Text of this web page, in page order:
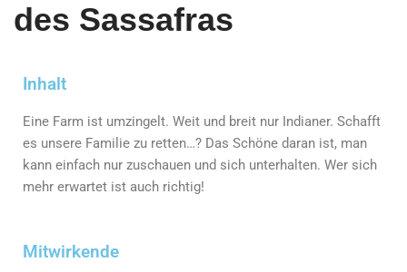
des Sassafras
Inhalt
Eine Farm ist umzingelt. Weit und breit nur Indianer. Schafft
es unsere Familie zu retten…? Das Schöne daran ist, man
kann einfach nur zuschauen und sich unterhalten. Wer sich
mehr erwartet ist auch richtig!
Mitwirkende